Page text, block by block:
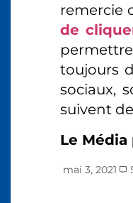
remercie
de
toujours
sociaux,
suivent
Le Média
mai 3, 2021